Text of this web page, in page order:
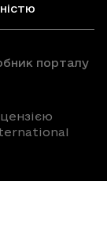
порталу